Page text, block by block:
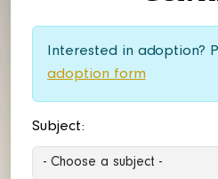
Interested in adoption?
adoption form
Subject: